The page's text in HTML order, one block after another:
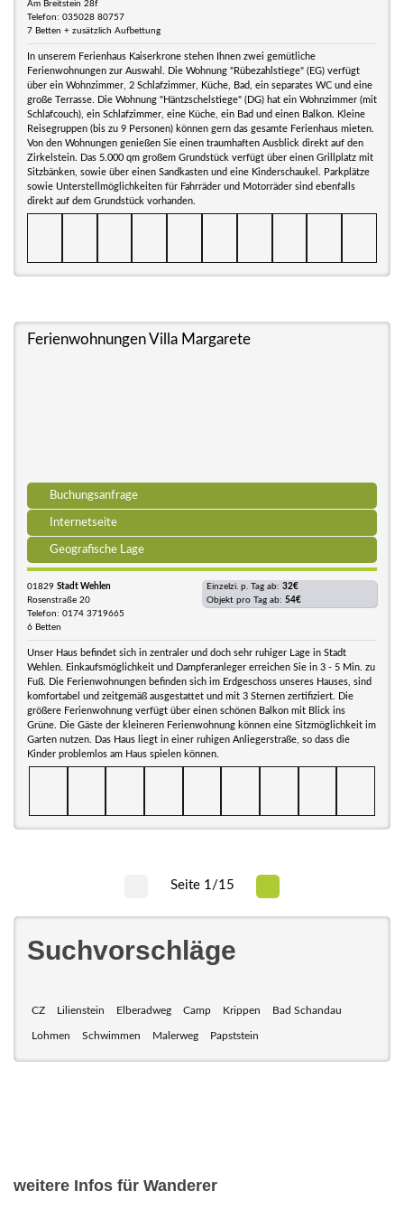
Am Breitstein 28f
Telefon: 035028 80757
7 Betten + zusätzlich Aufbettung
In unserem Ferienhaus Kaiserkrone stehen Ihnen zwei gemütliche
Ferienwohnungen zur Auswahl. Die Wohnung "Rübezahlstiege" (EG) verfügt
über ein Wohnzimmer, 2 Schlafzimmer, Küche, Bad, ein separates WC und eine
große Terrasse. Die Wohnung "Häntzschelstiege" (DG) hat ein Wohnzimmer (mit
Schlafcouch), ein Schlafzimmer, eine Küche, ein Bad und einen Balkon. Kleine
Reisegruppen (bis zu 9 Personen) können gern das gesamte Ferienhaus mieten.
Von den Wohnungen genießen Sie einen traumhaften Ausblick direkt auf den
Zirkelstein. Das 5.000 qm großem Grundstück verfügt über einen Grillplatz mit
Sitzbänken, sowie über einen Sandkasten und eine Kinderschaukel. Parkplätze
sowie Unterstellmöglichkeiten für Fahrräder und Motorräder sind ebenfalls
direkt auf dem Grundstück vorhanden.
Ferienwohnungen Villa Margarete
Buchungsanfrage
Internetseite
Geografische Lage
01829 Stadt Wehlen
Rosenstraße 20
Telefon: 0174 3719665
6 Betten
Einzelzi. p. Tag ab: 32€
Objekt pro Tag ab: 54€
Unser Haus befindet sich in zentraler und doch sehr ruhiger Lage in Stadt
Wehlen. Einkaufsmöglichkeit und Dampferanleger erreichen Sie in 3 - 5 Min. zu
Fuß. Die Ferienwohnungen befinden sich im Erdgeschoss unseres Hauses, sind
komfortabel und zeitgemäß ausgestattet und mit 3 Sternen zertifiziert. Die
größere Ferienwohnung verfügt über einen schönen Balkon mit Blick ins
Grüne. Die Gäste der kleineren Ferienwohnung können eine Sitzmöglichkeit im
Garten nutzen. Das Haus liegt in einer ruhigen Anliegerstraße, so dass die
Kinder problemlos am Haus spielen können.
Seite 1/15
Suchvorschläge
CZ Lilienstein Elberadweg Camp Krippen Bad Schandau
Lohmen Schwimmen Malerweg Papststein
weitere Infos für Wanderer